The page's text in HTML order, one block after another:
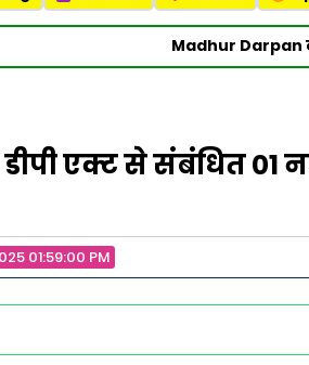
Madhur Darpan
एक्ट से संबंधित 01
01:59:00 PM